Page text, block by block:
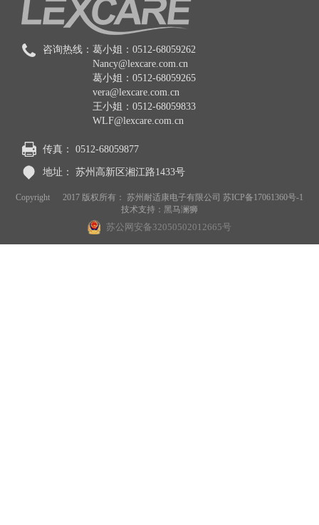
咨询热线： 葛小姐：0512-68059262
Nancy@lexcare.com.cn
葛小姐：0512-68059265
vera@lexcare.com.cn
王小姐：0512-68059833
WLF@lexcare.com.cn
传真： 0512-68059877
地址： 苏州高新区湘江路1433号
Copyright © 2017 版权所有： 苏州耐适康电子有限公司 苏ICP备17061360号-1
技术支持： 黑马澜狮
苏公网安备32050502012665号